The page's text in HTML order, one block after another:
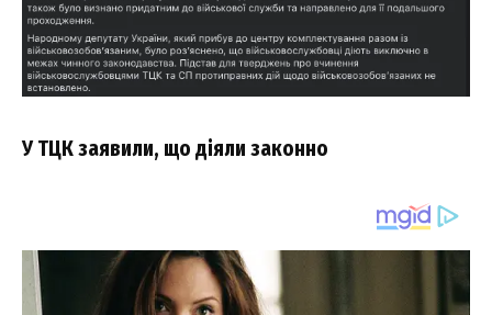
У ТЦК заявили, що діяли законно